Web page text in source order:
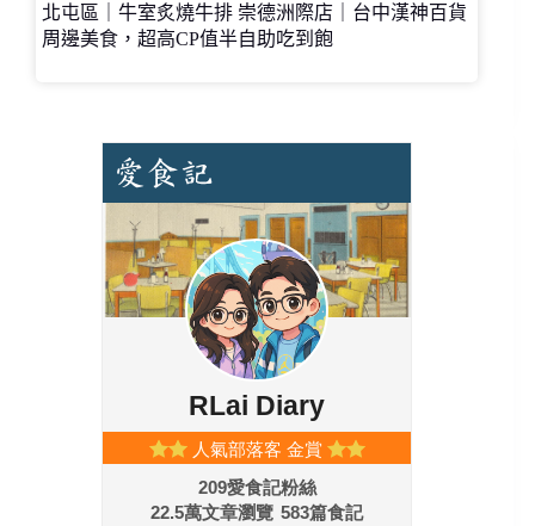
北屯區｜牛室炙燒牛排 崇德洲際店｜台中漢神百貨
周邊美食，超高CP值半自助吃到飽